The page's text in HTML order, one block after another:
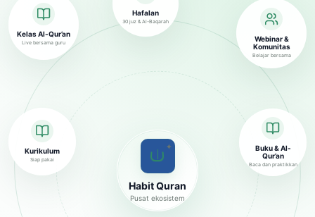
✦
Habit Quran
Pusat ekosistem
Kelas Al-Qur’an
Live bersama guru
Hafalan
30 juz & Al-Baqarah
Buku & Al-
Qur’an
Baca dan praktikkan
Kurikulum
Siap pakai
Webinar &
Komunitas
Belajar bersama